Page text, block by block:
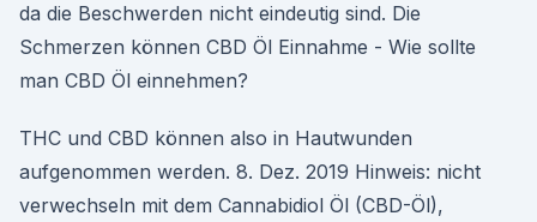
da die Beschwerden nicht eindeutig sind. Die
Schmerzen können CBD Öl Einnahme - Wie sollte
man CBD Öl einnehmen?
THC und CBD können also in Hautwunden
aufgenommen werden. 8. Dez. 2019 Hinweis: nicht
verwechseln mit dem Cannabidiol Öl (CBD-Öl),